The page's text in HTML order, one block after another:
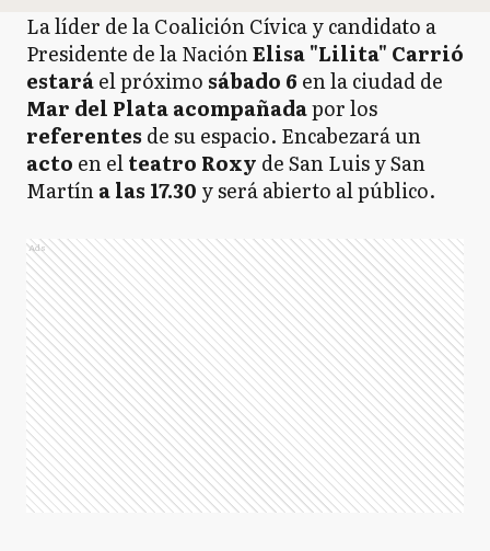
La líder de la Coalición Cívica y candidato a
Presidente de la NaciónElisa "Lilita" Carrió
estaráel próximo sábado 6 en la ciudad de
Mar del Plataacompañadapor los
referentes de su espacio. Encabezará un
acto en elteatro Roxy de San Luis y San
Martína las 17.30 y será abierto al público.
Ads